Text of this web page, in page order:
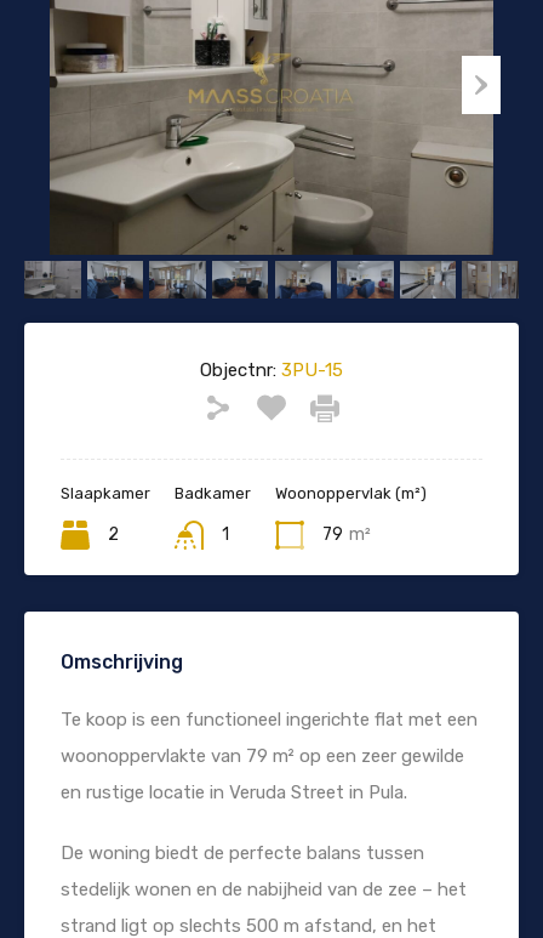
Objectnr: 3PU-15
Slaapkamer
2
Badkamer
1
Woonoppervlak (m²)
79 m²
Omschrijving
Te koop is een functioneel ingerichte flat met een
woonoppervlakte van 79 m² op een zeer gewilde
en rustige locatie in Veruda Street in Pula.
De woning biedt de perfecte balans tussen
stedelijk wonen en de nabijheid van de zee – het
strand ligt op slechts 500 m afstand, en het